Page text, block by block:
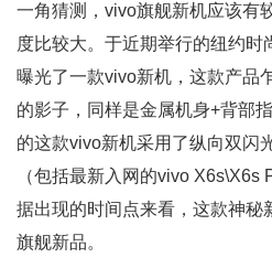
一角猜测，vivo旗舰新机应该有
度比较大。于近期举行的纽约
曝光了一款vivo新机，这款产品
的影子，同样是金属机身+背部
的这款vivo新机采用了纵向双闪
（包括最新入网的vivo
据出现的时间点来看，这款神秘
旗舰新品。